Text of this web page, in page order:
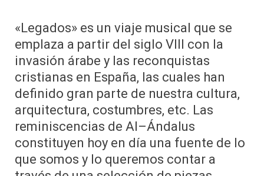
«Legados» es un viaje musical que se
emplaza a partir del siglo VIII con la
invasión árabe y las reconquistas
cristianas en España, las cuales han
definido gran parte de nuestra cultura,
arquitectura, costumbres, etc. Las
reminiscencias de Al–Ándalus
constituyen hoy en día una fuente de lo
que somos y lo queremos contar a